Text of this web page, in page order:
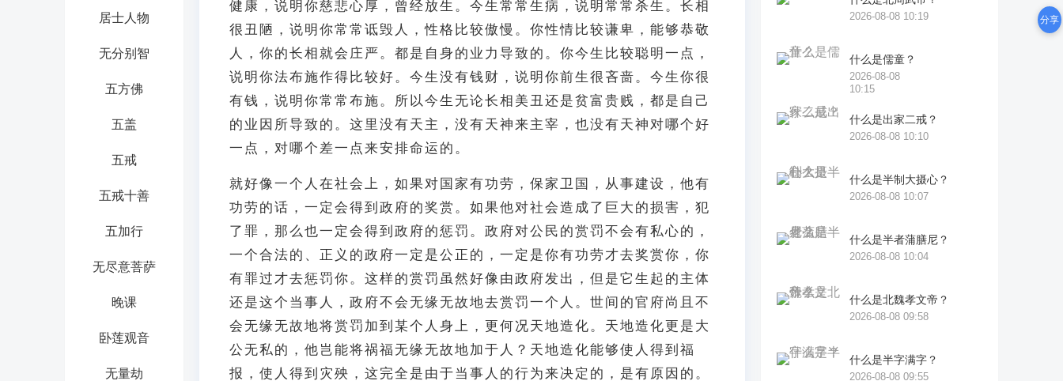
居士人物
无分别智
五方佛
五盖
五戒
五戒十善
五加行
无尽意菩萨
晚课
卧莲观音
无量劫
健康，说明你慈悲心厚，曾经放生。今生常常生病，说明常常杀生。长相
很丑陋，说明你常常诋毁人，性格比较傲慢。你性情比较谦卑，能够恭敬
人，你的长相就会庄严。都是自身的业力导致的。你今生比较聪明一点，
说明你法布施作得比较好。今生没有钱财，说明你前生很吝啬。今生你很
有钱，说明你常常布施。所以今生无论长相美丑还是贫富贵贱，都是自己
的业因所导致的。这里没有天主，没有天神来主宰，也没有天神对哪个好
一点，对哪个差一点来安排命运的。
就好像一个人在社会上，如果对国家有功劳，保家卫国，从事建设，他有
功劳的话，一定会得到政府的奖赏。如果他对社会造成了巨大的损害，犯
了罪，那么也一定会得到政府的惩罚。政府对公民的赏罚不会有私心的，
一个合法的、正义的政府一定是公正的，一定是你有功劳才去奖赏你，你
有罪过才去惩罚你。这样的赏罚虽然好像由政府发出，但是它生起的主体
还是这个当事人，政府不会无缘无故地去赏罚一个人。世间的官府尚且不
会无缘无故地将赏罚加到某个人身上，更何况天地造化。天地造化更是大
公无私的，他岂能将祸福无缘无故地加于人？天地造化能够使人得到福
报，使人得到灾殃，这完全是由于当事人的行为来决定的，是有原因的。
2026-08-08 10:19
什么是儒童？
2026-08-08
10:15
什么是出家二戒？
2026-08-08 10:10
什么是半制大摄心？
2026-08-08 10:07
什么是半者蒲膳尼？
2026-08-08 10:04
什么是北魏孝文帝？
2026-08-08 09:58
什么是半字满字？
2026-08-08 09:55
分享